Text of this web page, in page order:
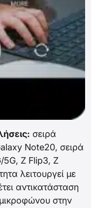
σειρά
Note20, σειρά
5G, Z Flip3, Z
λειτουργεί με
αντικατάσταση
στην